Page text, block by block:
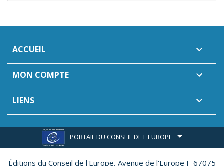
ACCUEIL 
MON COMPTE 
LIENS 
PORTAIL DU CONSEIL DE L'EUROPE
Éditions du Conseil de l'Europe, Avenue de l'Europe F-67075